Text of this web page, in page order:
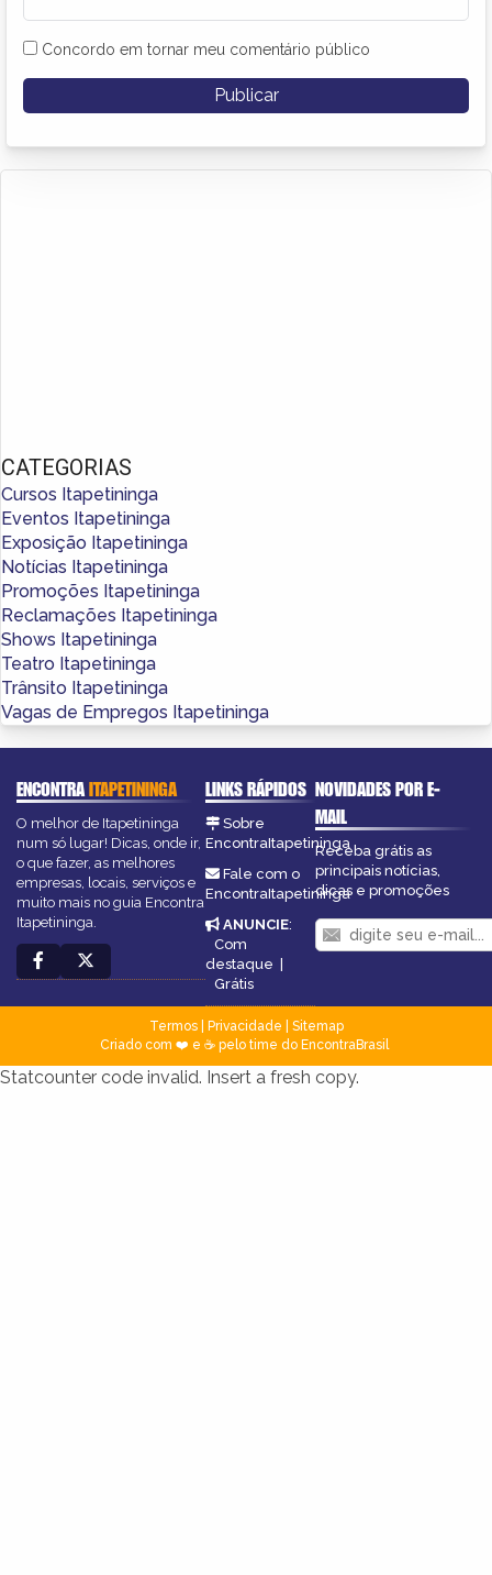
Concordo em tornar meu comentário público
CATEGORIAS
Cursos Itapetininga
Eventos Itapetininga
Exposição Itapetininga
Notícias Itapetininga
Promoções Itapetininga
Reclamações Itapetininga
Shows Itapetininga
Teatro Itapetininga
Trânsito Itapetininga
Vagas de Empregos Itapetininga
ENCONTRAITAPETININGA
O melhor de Itapetininga
num só lugar! Dicas, onde ir,
o que fazer, as melhores
empresas, locais, serviços e
muito mais no guia Encontra
Itapetininga.
LINKS RÁPIDOS
Sobre
EncontraItapetininga
Fale com o
EncontraItapetininga
ANUNCIE:
Com
destaque
Grátis
NOVIDADES POR E-
MAIL
Receba grátis as
principais notícias,
dicas e promoções
Termos| Privacidade
Sitemap
Criado com ❤️ e ☕ pelo time do EncontraBrasil
Statcounter code invalid. Insert a fresh copy.